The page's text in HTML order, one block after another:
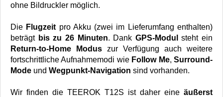
ohne Bildruckler möglich.
Die Flugzeit pro Akku (zwei im Lieferumfang enthalten)
beträgt bis zu 26 Minuten. Dank GPS-Modul
steht ein
Return-to-Home Modus zur Verfügung auch weitere
fortschrittliche Aufnahmemodi wie Follow Me,Surround-
Mode und Wegpunkt-Navigation sind vorhanden.
Wir finden die TEEROK T12S ist daher eine äußerst